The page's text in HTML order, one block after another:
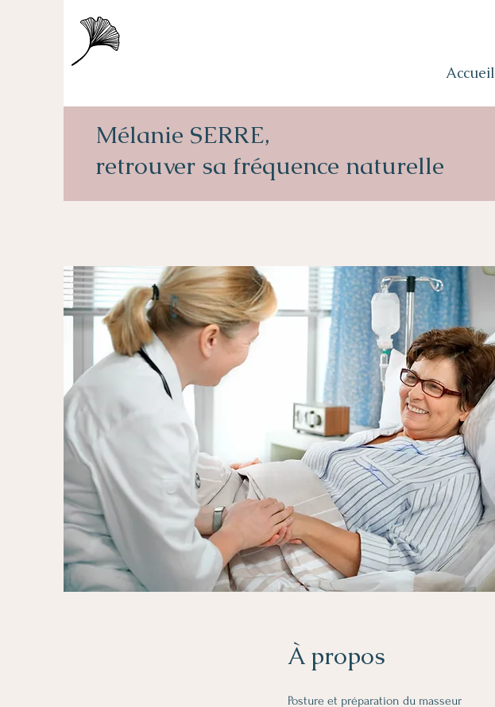
Accueil
Mélanie SERRE,
retrouver sa fréquence naturelle
À propos
Posture et préparation du masseur